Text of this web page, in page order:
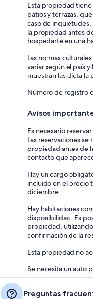
Esta propiedad tiene
patios y terrazas,
caso de
la propiedad antes
hospedarte en una
Las normas
variar según el país
muestran las dicta la
Número de registro
Avisos
Es necesario
Las reservaciones
propiedad antes de
contacto que
Hay un cargo
incluido en el precio
diciembre.
Hay habitaciones
disponibilidad. Es
propiedad,
confirmación de la
Esta propiedad no
Se necesita un auto
Preguntas